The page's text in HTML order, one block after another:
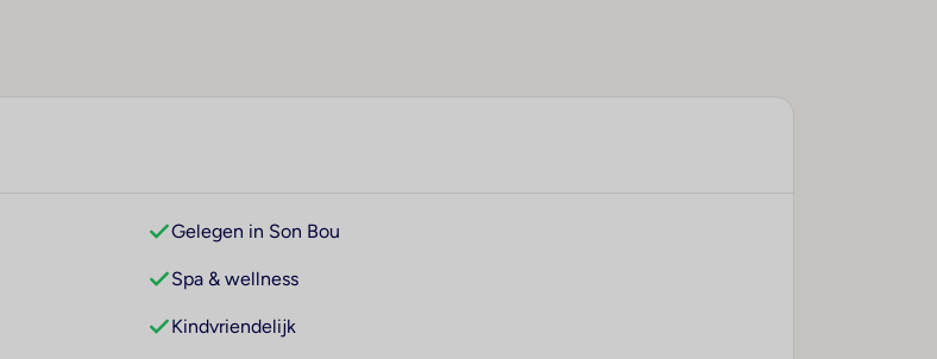
Gelegen in Son Bou
Spa & wellness
Kindvriendelijk